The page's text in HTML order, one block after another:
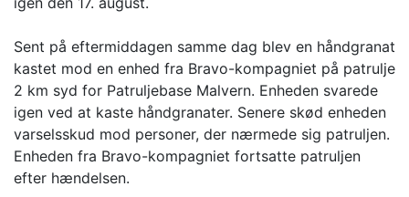
Sent på eftermiddagen samme dag blev en håndgranat
kastet mod en enhed fra Bravo-kompagniet på patrulje
2 km syd for Patruljebase Malvern. Enheden svarede
igen ved at kaste håndgranater. Senere skød enheden
varselsskud mod personer, der nærmede sig patruljen.
Enheden fra Bravo-kompagniet fortsatte patruljen
efter hændelsen.